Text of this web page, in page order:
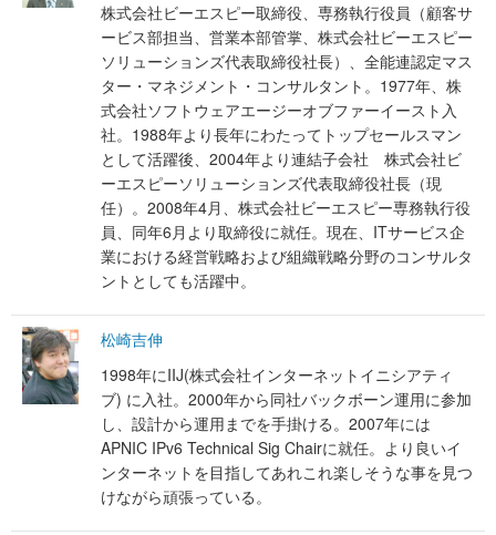
株式会社ビーエスピー取締役、専務執行役員（顧客サ
ービス部担当、営業本部管掌、株式会社ビーエスピー
ソリューションズ代表取締役社長）、全能連認定マス
ター・マネジメント・コンサルタント。1977年、株
式会社ソフトウェアエージーオブファーイースト入
社。1988年より長年にわたってトップセールスマン
として活躍後、2004年より連結子会社 株式会社ビ
ーエスピーソリューションズ代表取締役社長（現
任）。2008年4月、株式会社ビーエスピー専務執行役
員、同年6月より取締役に就任。現在、ITサービス企
業における経営戦略および組織戦略分野のコンサルタ
ントとしても活躍中。
松崎吉伸
1998年にIIJ(株式会社インターネットイニシアティ
ブ) に入社。2000年から同社バックボーン運用に参加
し、設計から運用までを手掛ける。2007年には
APNIC IPv6 Technical Sig Chairに就任。より良いイ
ンターネットを目指してあれこれ楽しそうな事を見つ
けながら頑張っている。